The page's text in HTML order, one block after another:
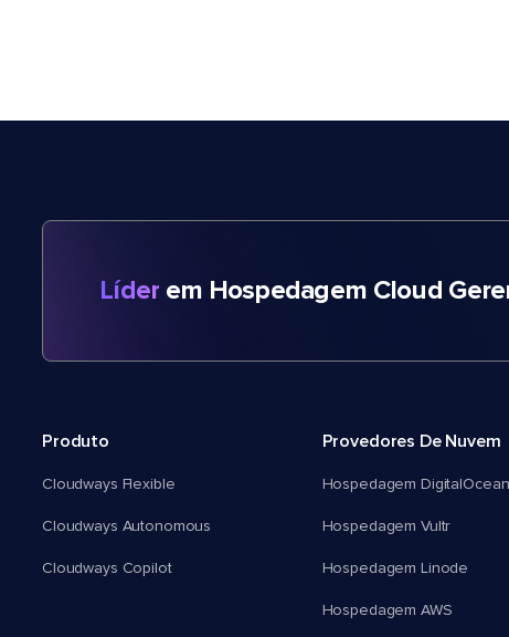
Líder em Hospedagem Cloud
Produto
Cloudways Flexible
Cloudways Autonomous
Cloudways Copilot
Provedores De Nuvem
Hospedagem DigitalOcean
Hospedagem Vultr
Hospedagem Linode
Hospedagem AWS